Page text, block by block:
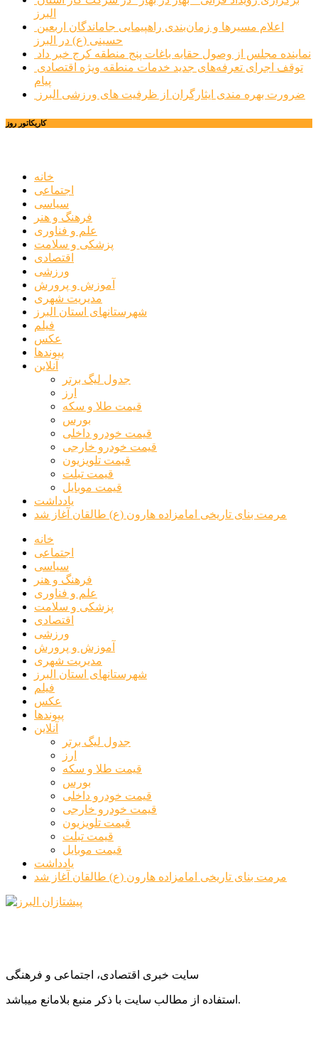
البرز
حسینی (ع) در البرز
نماینده مجلس از وصول حقابه باغات پنج منطقه کرج خبر داد
پیام
ضرورت بهره مندی ایثارگران از ظرفیت های ورزشی البرز
کاریکاتور روز
خانه
اجتماعی
سیاسی
فرهنگ و هنر
علم و فناوری
پزشکی و سلامت
اقتصادی
ورزشی
آموزش و پرورش
مدیریت شهری
شهرستانهای استان البرز
فیلم
عکس
پیوندها
آنلاین
جدول لیگ برتر
ارز
قیمت طلا و سکه
بورس
قیمت خودرو داخلی
قیمت خودرو خارجی
قیمت تلویزیون
قیمت تبلت
قیمت موبایل
یادداشت
مرمت بنای تاریخی امامزاده هارون (ع) طالقان آغاز شد
خانه
اجتماعی
سیاسی
فرهنگ و هنر
علم و فناوری
پزشکی و سلامت
اقتصادی
ورزشی
آموزش و پرورش
مدیریت شهری
شهرستانهای استان البرز
فیلم
عکس
پیوندها
آنلاین
جدول لیگ برتر
ارز
قیمت طلا و سکه
بورس
قیمت خودرو داخلی
قیمت خودرو خارجی
قیمت تلویزیون
قیمت تبلت
قیمت موبایل
یادداشت
مرمت بنای تاریخی امامزاده هارون (ع) طالقان آغاز شد
سایت خبری اقتصادی، اجتماعی و فرهنگی
استفاده از مطالب سایت با ذکر منبع بلامانع میباشد.